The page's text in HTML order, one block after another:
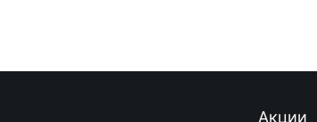
Акции